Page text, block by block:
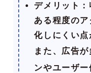
デメリット
ある程度の
化しにくい点
また、広告
ンやユーザ